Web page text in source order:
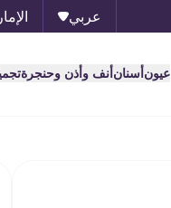
عربي
عيونأسنانأنف وأذن وحنجرة